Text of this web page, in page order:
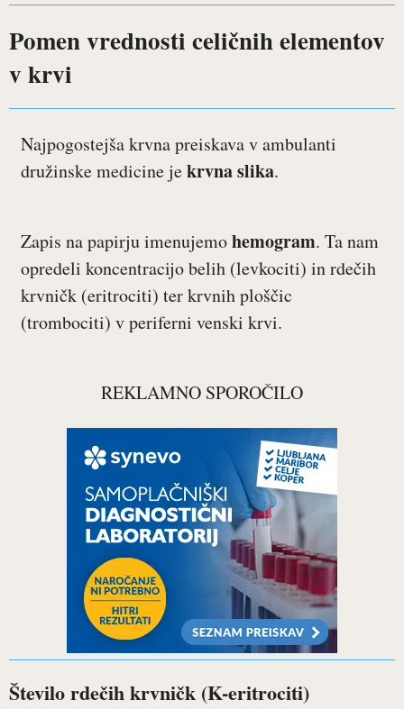
Pomen vrednosti celičnih elementov
v krvi
Najpogostejša krvna preiskava v ambulanti
družinske medicine jekrvna slika.
Zapis na papirju imenujemohemogram. Ta nam
opredeli koncentracijo belih (levkociti) in rdečih
krvničk (eritrociti) ter krvnih ploščic
(trombociti) v periferni venski krvi.
REKLAMNO SPOROČILO
Število rdečih krvničk (K-eritrociti)